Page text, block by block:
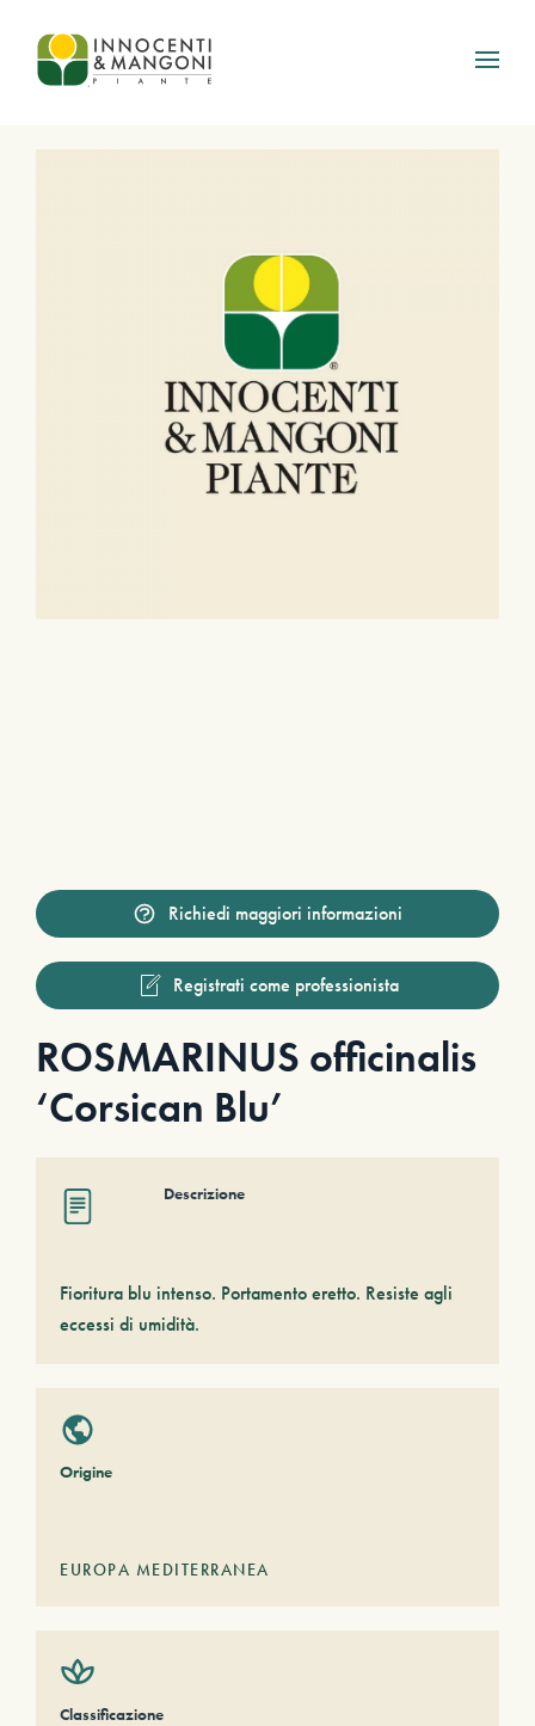
Skip to main content
Richiedi maggiori informazioni
Registrati come professionista
ROSMARINUS officinalis
‘Corsican Blu’
Descrizione
Fioritura blu intenso. Portamento eretto. Resiste agli
eccessi di umidità.
Origine
EUROPA MEDITERRANEA
Classificazione